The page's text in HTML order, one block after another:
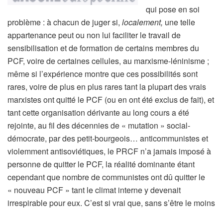
qui pose en soi
problème : à chacun de juger si, localement, une telle
appartenance peut ou non lui faciliter le travail de
sensibilisation et de formation de certains membres du
PCF, voire de certaines cellules, au marxisme-léninisme ;
même si l’expérience montre que ces possibilités sont
rares, voire de plus en plus rares tant la plupart des vrais
marxistes ont quitté le PCF (ou en ont été exclus de fait), et
tant cette organisation dérivante au long cours a été
rejointe, au fil des décennies de « mutation » social-
démocrate, par des petit-bourgeois… anticommunistes et
violemment antisoviétiques, le PRCF n’a jamais imposé à
personne de quitter le PCF, la réalité dominante étant
cependant que nombre de communistes ont dû quitter le
« nouveau PCF » tant le climat interne y devenait
irrespirable pour eux. C’est si vrai que, sans s’être le moins